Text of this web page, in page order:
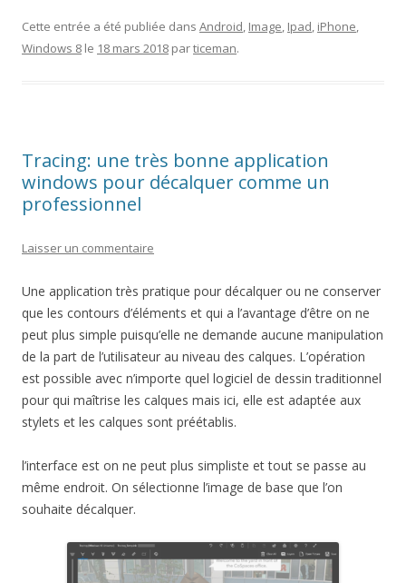
Cette entrée a été publiée dans Android, Image, Ipad, iPhone,
Windows 8 le 18 mars 2018 particeman.
Tracing: une très bonne application
windows pour décalquer comme un
professionnel
Laisser un commentaire
Une application très pratique pour décalquer ou ne conserver
que les contours d’éléments et qui a l’avantage d’être on ne
peut plus simple puisqu’elle ne demande aucune manipulation
de la part de l’utilisateur au niveau des calques. L’opération
est possible avec n’importe quel logiciel de dessin traditionnel
pour qui maîtrise les calques mais ici, elle est adaptée aux
stylets et les calques sont préétablis.
l’interface est on ne peut plus simpliste et tout se passe au
même endroit. On sélectionne l’image de base que l’on
souhaite décalquer.